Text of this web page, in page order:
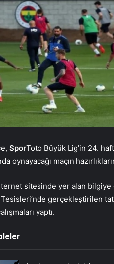
SporToto Büyük Lig’in 24.
oynayacağı maçın
sitesinde yer alan
gerçekleştirilen
yaptı.